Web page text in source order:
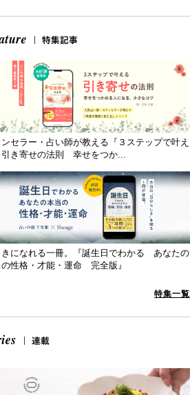
セラー・占い師が教える『３ステップで叶え
き寄せの法則 幸せをつか...
きになれる一冊。『誕生日でわかる あなたの
性格・才能・運命 完全版』
特集一覧